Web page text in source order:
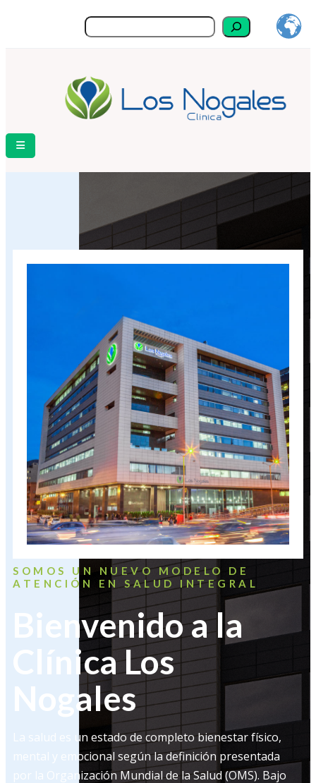
Buscar
SOMOS UN NUEVO MODELO DE
ATENCIÓN EN SALUD INTEGRAL
Bienvenido a la
Clínica Los
Nogales
La salud es un estado de completo bienestar físico,
mental y emocional según la definición presentada
por la Organización Mundial de la Salud (OMS). Bajo